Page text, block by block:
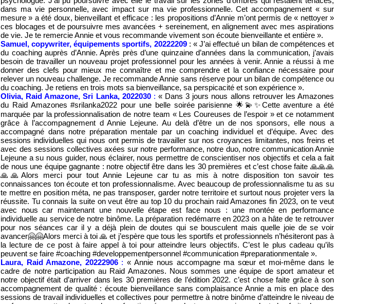
dans ma vie personnelle, avec impact sur ma vie professionnelle. Cet accompagnement « sur
mesure » a été doux, bienveillant et efficace : les propositions d’Annie m’ont permis de « nettoyer »
ces blocages et de poursuivre mes avancées + sereinement, en alignement avec mes aspirations
de vie. Je te remercie Annie et vous recommande vivement son écoute bienveillante et entière ».
Samuel, copywriter, équipements sportifs, 20222209: « J’ai effectué un bilan de compétences et
du coaching auprès d’Annie. Après près d’une quinzaine d’années dans la communication, j’avais
besoin de travailler un nouveau projet professionnel pour les années à venir. Annie a réussi à me
donner des clefs pour mieux me connaître et me comprendre et la confiance nécessaire pour
relever un nouveau challenge. Je recommande Annie sans réserve pour un bilan de compétence ou
du coaching. Je retiens en trois mots sa bienveillance, sa perspicacité et son expérience ».
Olivia, Raid Amazone, Sri Lanka, 2022030: « Dans 3 jours nous allons retrouver les Amazones
du Raid Amazones #srilanka2022 pour une belle soirée parisienne 🌟💫✨Cette aventure a été
marquée par la professionnalisation de notre team « Les Coureuses de l’espoir » et ce notamment
grâce à l’accompagnement d Annie Lejeune. Au delà d’être un de nos sponsors, elle nous a
accompagné dans notre préparation mentale par un coaching individuel et d’équipe. Avec des
sessions individuelles qui nous ont permis de travailler sur nos croyances limitantes, nos freins et
avec des sessions collectives axées sur notre performance, notre duo, notre communication Annie
Lejeune a su nous guider, nous éclairer, nous permettre de conscientiser nos objectifs et cela a fait
de nous une équipe gagnante : notre objectif être dans les 30 premières et c’est chose faite 🙏🙏🙏
🙏🙏 Alors merci pour tout Annie Lejeune car tu as mis à notre disposition ton savoir tes
connaissances ton écoute et ton professionnalisme. Avec beaucoup de professionnalisme tu as su
te mettre en position méta, ne pas transposer, garder notre territoire et surtout nous projeter vers la
réussite. Tu connais la suite on veut être au top 10 du prochain raid Amazones fin 2023, on te veut
avec nous car maintenant une nouvelle étape est face nous : une montée en performance
individuelle au service de notre binôme. La préparation redémarre en 2023 on a hâte de te retrouver
pour nos séances car il y a déjà plein de doutes qui se bousculent mais quelle joie de se voir
avancer🤗🤗Alors merci à toi 🙏 et j’espère que tous les sportifs et professionnels n’hésiteront pas à
la lecture de ce post à faire appel à toi pour atteindre leurs objectifs. C’est le plus cadeau qu’ils
peuvent se faire #coaching #developpementpersonnel #communication #preparationmentale ».
Laura, Raid Amazone, 20222906: « Annie nous accompagne ma sœur et moi-même dans le
cadre de notre participation au Raid Amazones. Nous sommes une équipe de sport amateur et
notre objectif était d’arriver dans les 30 premières de l’édition 2022. c’est chose faite grâce à son
accompagnement de qualité : écoute bienveillance sans complaisance Annie a mis en place des
sessions de travail individuelles et collectives pour permettre à notre binôme d’atteindre le niveau de